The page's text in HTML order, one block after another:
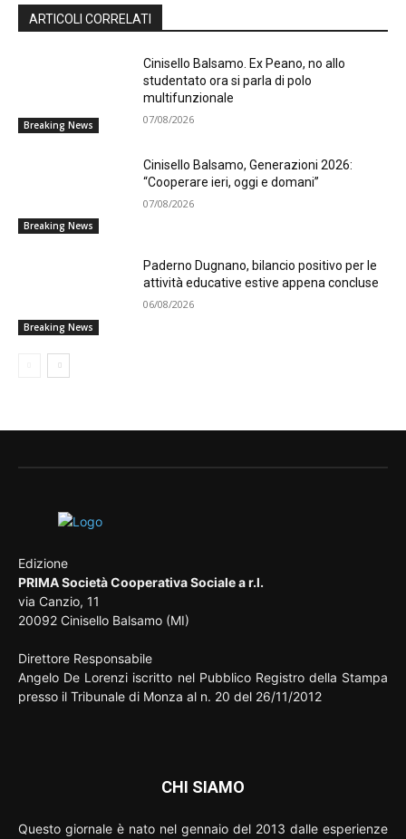
ARTICOLI CORRELATI
Breaking News
Cinisello Balsamo. Ex Peano, no allo
studentato ora si parla di polo
multifunzionale
07/08/2026
Breaking News
Cinisello Balsamo, Generazioni 2026:
“Cooperare ieri, oggi e domani”
07/08/2026
Breaking News
Paderno Dugnano, bilancio positivo per le
attività educative estive appena concluse
06/08/2026
Edizione
PRIMA Società Cooperativa Sociale a r.l.
via Canzio, 11
20092 Cinisello Balsamo (MI)
Direttore Responsabile
Angelo De Lorenzi iscritto nel Pubblico Registro della Stampa
presso il Tribunale di Monza al n. 20 del 26/11/2012
CHI SIAMO
Questo giornale è nato nel gennaio del 2013 dalle esperienze